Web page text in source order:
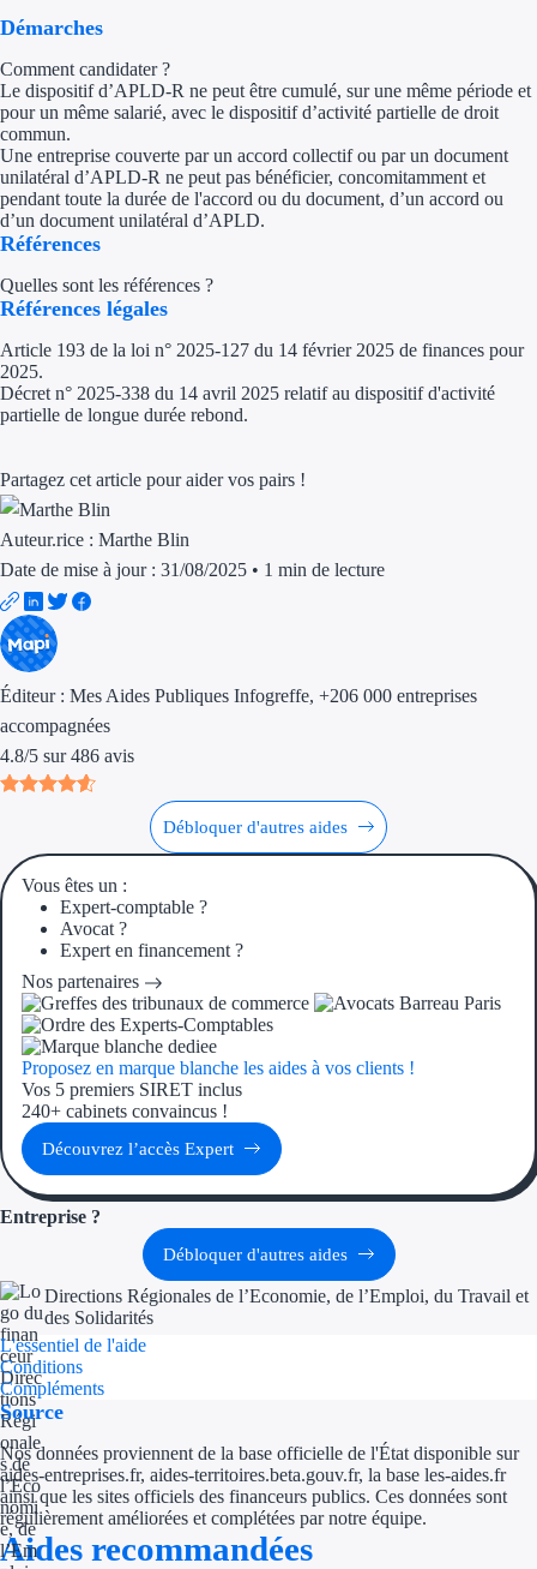
FAQ
Blog
Nos guides
Démarches
Comment candidater ?
Le dispositif d’APLD-R ne peut être cumulé, sur une même période et
pour un même salarié, avec le dispositif d’activité partielle de droit
commun.
Une entreprise couverte par un accord collectif ou par un document
unilatéral d’APLD-R ne peut pas bénéficier, concomitamment et
pendant toute la durée de l'accord ou du document, d’un accord ou
d’un document unilatéral d’APLD.
Références
Quelles sont les références ?
Références légales
Article 193 de la loi n° 2025-127 du 14 février 2025 de finances pour
2025.
Décret n° 2025-338 du 14 avril 2025 relatif au dispositif d'activité
partielle de longue durée rebond.
Partagez cet article pour aider vos pairs !
Auteur.rice : Marthe Blin
Date de mise à jour : 31/08/2025 • 1 min de lecture
Éditeur : Mes Aides Publiques Infogreffe, +206 000 entreprises
accompagnées
4.8/5 sur 486 avis
Débloquer d'autres aides
Vous êtes un :
Expert-comptable ?
Avocat ?
Expert en financement ?
Nos partenaires
Proposez en marque blanche les aides à vos clients !
Vos 5 premiers SIRET inclus
240+ cabinets convaincus !
Découvrez l’accès Expert
Entreprise ?
Débloquer d'autres aides
Directions Régionales de l’Economie, de l’Emploi, du Travail et
des Solidarités
L'essentiel de l'aide
Conditions
Compléments
Source
Nos données proviennent de la base officielle de l'État disponible sur
aides-entreprises.fr, aides-territoires.beta.gouv.fr, la base les-aides.fr
ainsi que les sites officiels des financeurs publics. Ces données sont
régulièrement améliorées et complétées par notre équipe.
Aides recommandées